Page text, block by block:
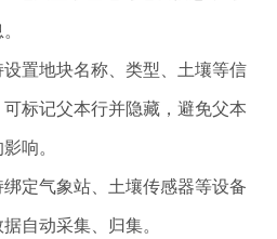
置地块名称、类型、土壤等信
标记父本行并隐藏，避免父本
响。
定气象站、土壤传感器等设备
自动采集、归集。